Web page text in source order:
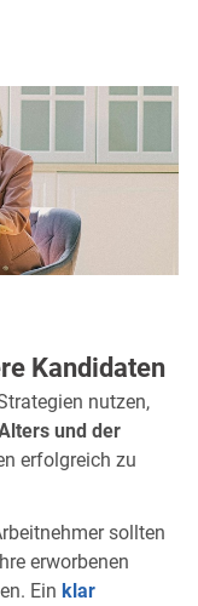
Kandidaten
nutzen,
und der
erfolgreich zu
sollten
erworbenen
Ein klar